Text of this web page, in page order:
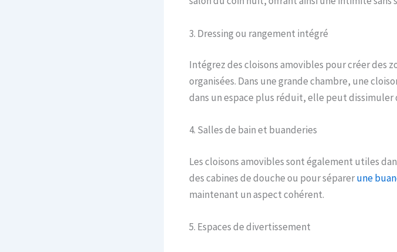
3. Dressing ou rangement intégré
Intégrez des cloisons amovibles pour créer des
organisées. Dans une grande chambre, une
dans un espace plus réduit, elle peut dissimuler
4. Salles de bain et buanderies
Les cloisons amovibles sont également utiles
des cabines de douche ou pour séparerune
maintenant un aspect cohérent.
5. Espaces de divertissement